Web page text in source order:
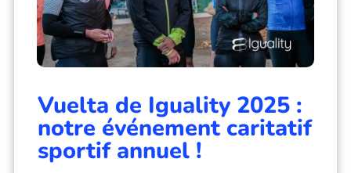
Vuelta de Iguality 2025 :
notre événement caritatif
sportif annuel !